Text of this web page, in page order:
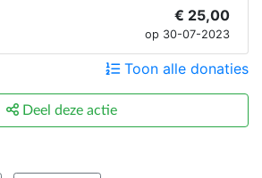
€ 25,00
op 30-07-2023
Toon alle donaties
Deel deze actie